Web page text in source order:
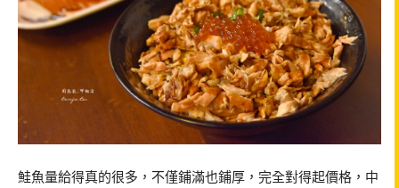
鮭魚量給得真的很多，不僅鋪滿也鋪厚，完全對得起價格，中